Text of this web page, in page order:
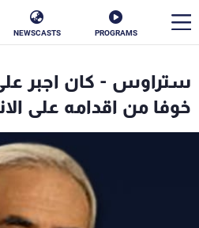
PROGRAMS
NEWSCASTS
ستراوس - كان اجبر
خوفا من اقدامه على
الأخبار